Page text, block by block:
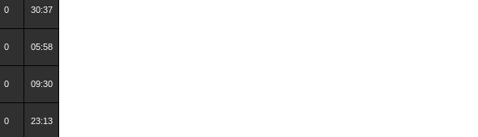
0 30:37
0 05:58
0 09:30
0 23:13